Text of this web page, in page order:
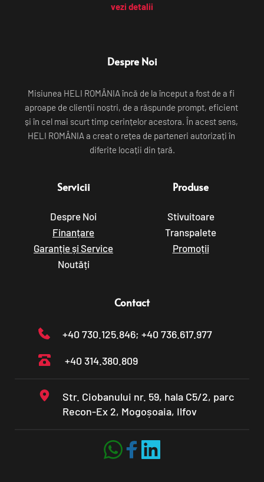
vezi detalii
Despre Noi
Misiunea HELI ROMÂNIA încă de la început a fost de a fi
aproape de clienții noștri, de a răspunde prompt, eficient
și în cel mai scurt timp cerințelor acestora. În acest sens,
HELI ROMÂNIA a creat o rețea de parteneri autorizați în
diferite locații din țară.
Servicii
Despre Noi
Finanțare
Garanție și Service
Noutăți
Produse
Stivuitoare
Transpalete
Promoții
Contact
+40 730.125.846; +40 736.617.977
+40 314.380.809
Str. Ciobanului nr. 59, hala C5/2, parc
Recon-Ex 2, Mogoșoaia, Ilfov